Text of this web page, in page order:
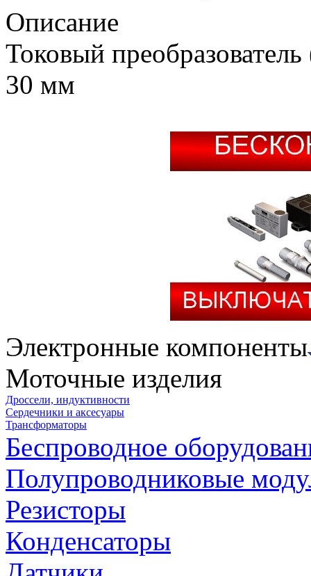
Описание
Токовый
30 мм
Электронные компоненты
Моточные изделия
Дроссели, индуктивности
Сердечники и аксесуары
Трансформаторы
Беспроводное
Полупроводниковые
Резисторы
Конденсаторы